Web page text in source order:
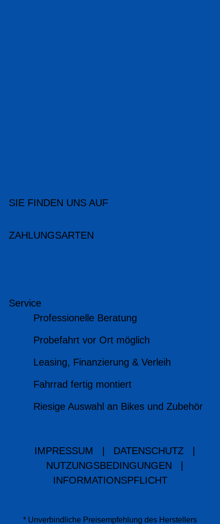
SIE FINDEN UNS AUF
ZAHLUNGSARTEN
Service
Professionelle Beratung
Probefahrt vor Ort möglich
Leasing, Finanzierung & Verleih
Fahrrad fertig montiert
Riesige Auswahl an Bikes und Zubehör
IMPRESSUM DATENSCHUTZ
NUTZUNGSBEDINGUNGEN
INFORMATIONSPFLICHT
* Unverbindliche Preisempfehlung des Herstellers